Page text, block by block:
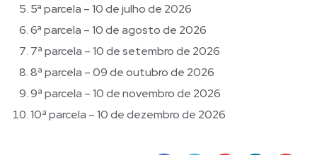
5ª parcela – 10 de julho de 2026
6ª parcela – 10 de agosto de 2026
7ª parcela – 10 de setembro de 2026
8ª parcela – 09 de outubro de 2026
9ª parcela – 10 de novembro de 2026
10ª parcela – 10 de dezembro de 2026